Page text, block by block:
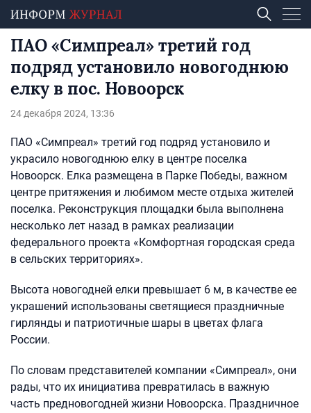
ПАО «Симпреал» третий год
подряд установило новогоднюю
елку в пос. Новоорск
24 декабря 2024, 13:36
ПАО «Симпреал» третий год подряд установило и
украсило новогоднюю елку в центре поселка
Новоорск. Елка размещена в Парке Победы, важном
центре притяжения и любимом месте отдыха жителей
поселка. Реконструкция площадки была выполнена
несколько лет назад в рамках реализации
федерального проекта «Комфортная городская среда
в сельских территориях».
Высота новогодней елки превышает 6 м, в качестве ее
украшений использованы светящиеся праздничные
гирлянды и патриотичные шары в цветах флага
России.
По словам представителей компании «Симпреал», они
рады, что их инициатива превратилась в важную
часть предновогодней жизни Новоорска. Праздничное